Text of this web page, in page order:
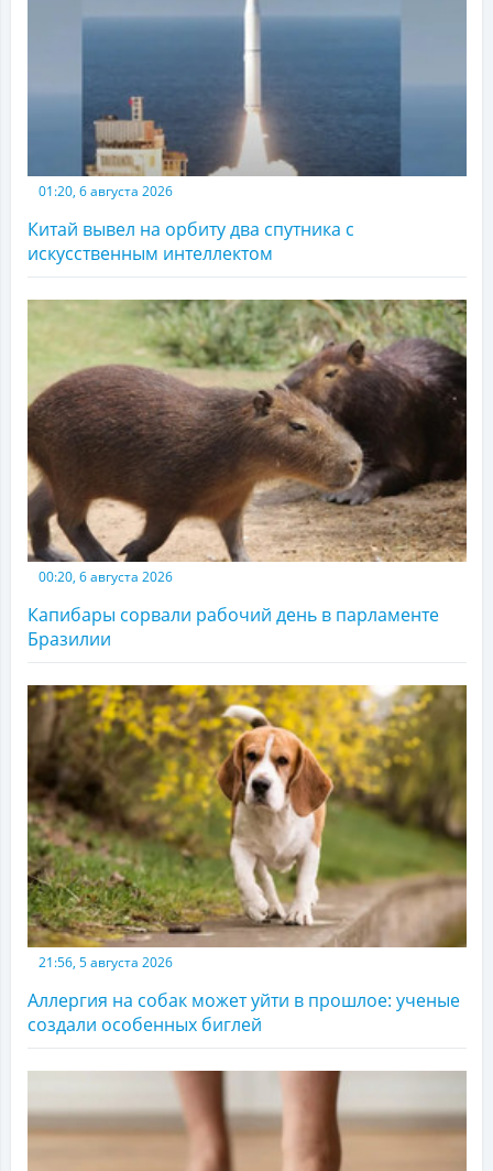
01:20, 6 августа 2026
Китай вывел на орбиту два спутника с
искусственным интеллектом
00:20, 6 августа 2026
Капибары сорвали рабочий день в парламенте
Бразилии
21:56, 5 августа 2026
Аллергия на собак может уйти в прошлое: ученые
создали особенных биглей